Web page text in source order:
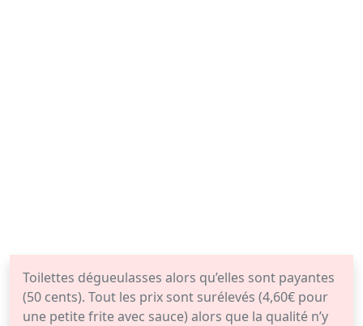
Toilettes dégueulasses alors qu’elles sont payantes
(50 cents). Tout les prix sont surélevés (4,60€ pour
une petite frite avec sauce) alors que la qualité n’y